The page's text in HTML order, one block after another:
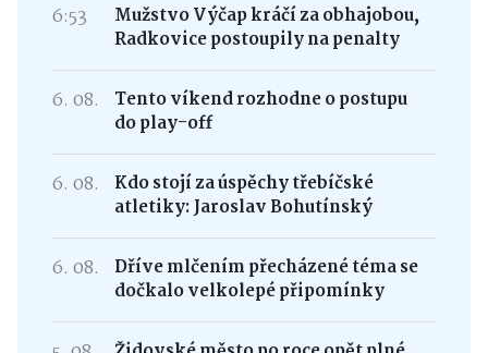
6:53
Mužstvo Výčap kráčí za obhajobou,
Radkovice postoupily na penalty
6. 08.
Tento víkend rozhodne o postupu
do play-off
6. 08.
Kdo stojí za úspěchy třebíčské
atletiky: Jaroslav Bohutínský
6. 08.
Dříve mlčením přecházené téma se
dočkalo velkolepé připomínky